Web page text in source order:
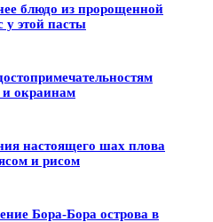
блюдо из пророщенной
этой пасты
и окраинам
настоящего шах плова
и рисом
Бора-Бора острова в